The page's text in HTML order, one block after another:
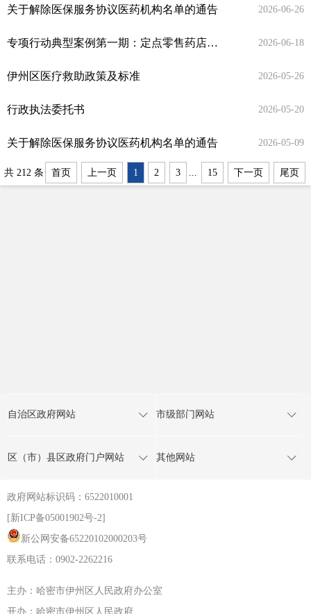
关于解除医保服务协议医药机构名单的通告 2026-06-26
专项行动典型案例第一期：定点零售药店违法违规使用医保基金问题 2026-06-18
伊州区医疗救助政策及标准 2026-05-26
行政执法委托书 2026-05-20
关于解除医保服务协议医药机构名单的通告 2026-05-09
共 212 条 首页 上一页 1 2 3 15 下一页 尾页
自治区政府网站 市级部门网站
区（市）县区政府门户网站 其他网站
政府网站标识码：6522010001
[新ICP备05001902号-2]
新公网安备65220102000203号
联系电话：0902-2262216
主办：哈密市伊州区人民政府办公室
开办：哈密市伊州区人民政府